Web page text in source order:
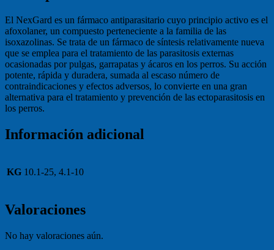
El NexGard es un fármaco antiparasitario cuyo principio activo es el
afoxolaner, un compuesto perteneciente a la familia de las
isoxazolinas. Se trata de un fármaco de síntesis relativamente nueva
que se emplea para el tratamiento de las parasitosis externas
ocasionadas por pulgas, garrapatas y ácaros en los perros. Su acción
potente, rápida y duradera, sumada al escaso número de
contraindicaciones y efectos adversos, lo convierte en una gran
alternativa para el tratamiento y prevención de las ectoparasitosis en
los perros.
Información adicional
KG 10.1-25, 4.1-10
Valoraciones
No hay valoraciones aún.